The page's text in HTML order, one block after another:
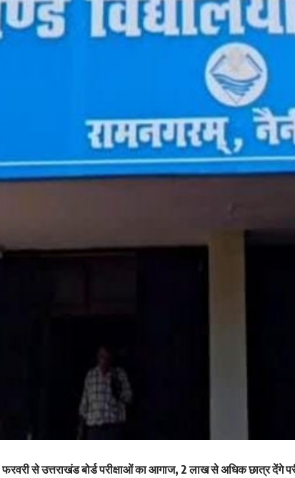
फरवरी से उत्तराखंड बोर्ड परीक्षाओं का आगाज, 2 लाख से अधिक छात्र देंगे